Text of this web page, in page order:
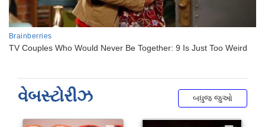
વેબસ્ટોરીઝ બધુજ જુઓ